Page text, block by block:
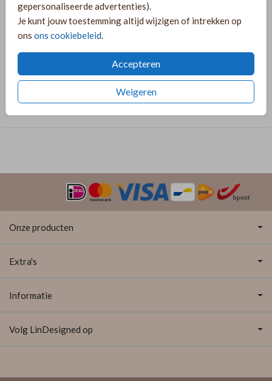
gepersonaliseerde advertenties).
Je kunt jouw toestemming altijd wijzigen of intrekken op
ons ons cookiebeleid.
Accepteren
Weigeren
OMSCHRIJVING
Kerstgeboortekaart met takjes krans, zandkleur
kerstgeboortekaart zelf ontwerpen en aanpassen!
Onze producten
Extra's
Informatie
Volg LinDesigned op